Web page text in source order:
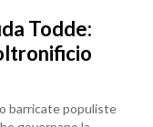
Todde:
barricate populiste